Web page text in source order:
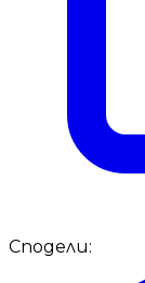
Сподели: